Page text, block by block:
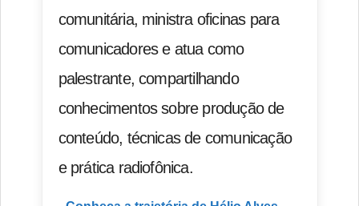
comunitária, ministra oficinas para
comunicadores e atua como
palestrante, compartilhando
conhecimentos sobre produção de
conteúdo, técnicas de comunicação
e prática radiofônica.